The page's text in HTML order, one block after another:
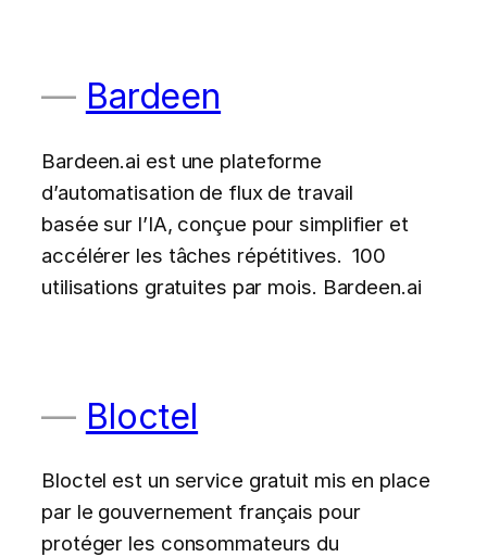
Bardeen
Bardeen.ai est une plateforme
d’automatisation de flux de travail
basée sur l’IA, conçue pour simplifier et
accélérer les tâches répétitives. 100
utilisations gratuites par mois. Bardeen.ai
Bloctel
Bloctel est un service gratuit mis en place
par le gouvernement français pour
protéger les consommateurs du